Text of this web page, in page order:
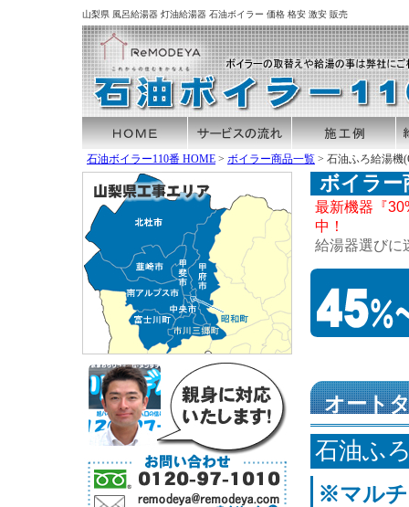
山梨県 風呂給湯器 灯油給湯器 石油ボイラー 価格 格安 激安 販売
石油ボイラー110番 HOME > ボイラー商品一覧 > 石油ふろ給湯機
ボイラー
最新機器『
中！
給湯器選びに
オート
石油ふ
※マルチ